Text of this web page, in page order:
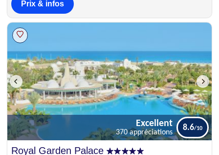
Prix & infos
Excellent
Royal Garden Palace
Excellent
370 appréciations
8.6